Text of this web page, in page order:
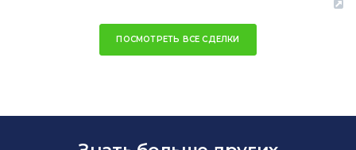
ПОСМОТРЕТЬ ВСЕ СДЕЛКИ